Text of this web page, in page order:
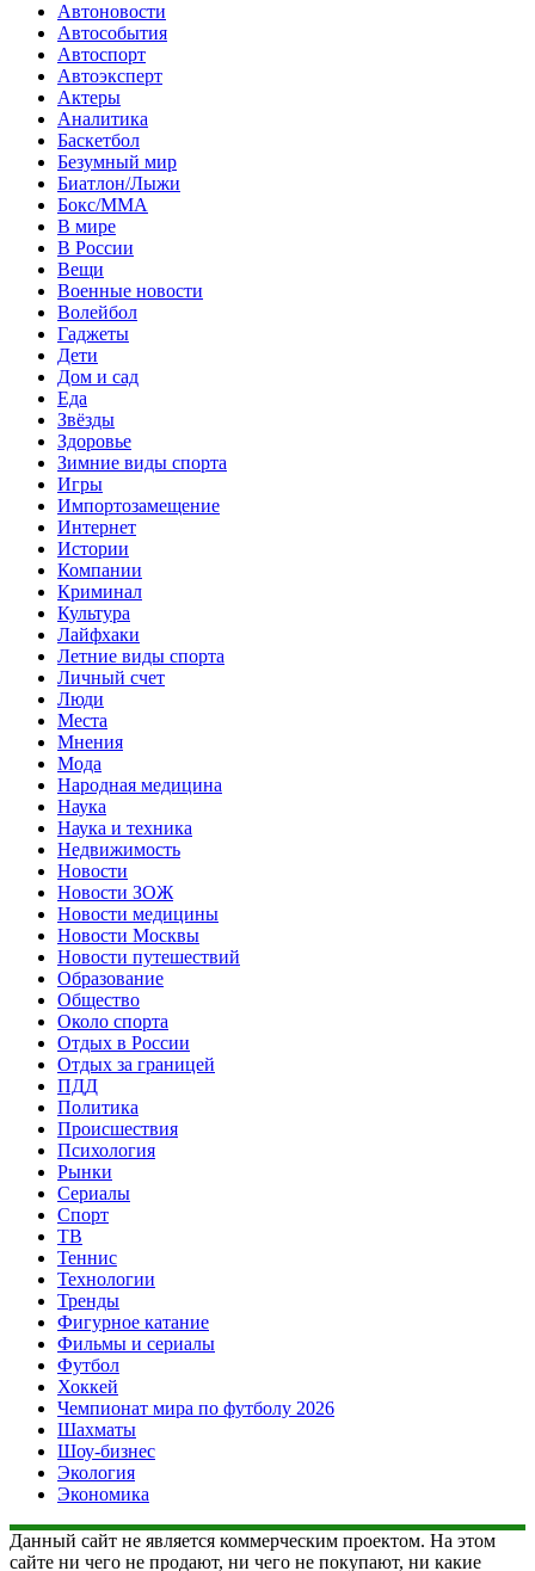
Автоновости
Автособытия
Автоспорт
Автоэксперт
Актеры
Аналитика
Баскетбол
Безумный мир
Биатлон/Лыжи
Бокс/MMA
В мире
В России
Вещи
Военные новости
Волейбол
Гаджеты
Дети
Дом и сад
Еда
Звёзды
Здоровье
Зимние виды спорта
Игры
Импортозамещение
Интернет
Истории
Компании
Криминал
Культура
Лайфхаки
Летние виды спорта
Личный счет
Люди
Места
Мнения
Мода
Народная медицина
Наука
Наука и техника
Недвижимость
Новости
Новости ЗОЖ
Новости медицины
Новости Москвы
Новости путешествий
Образование
Общество
Около спорта
Отдых в России
Отдых за границей
ПДД
Политика
Происшествия
Психология
Рынки
Сериалы
Спорт
ТВ
Теннис
Технологии
Тренды
Фигурное катание
Фильмы и сериалы
Футбол
Хоккей
Чемпионат мира по футболу 2026
Шахматы
Шоу-бизнес
Экология
Экономика
Данный сайт не является коммерческим проектом. На этом
сайте ни чего не продают, ни чего не покупают, ни какие